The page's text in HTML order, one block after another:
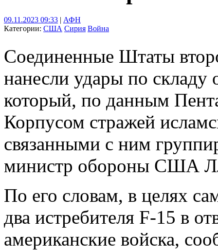
09.11.2023 09:33 | АФН
Категории: США Сирия Война
Соединенные Штаты
нанесли удары по
который, по данным
Корпусом стражей
связанными с ним
министр обороны США
По его словам, в целях
два истребителя F-15 в
американские войска,